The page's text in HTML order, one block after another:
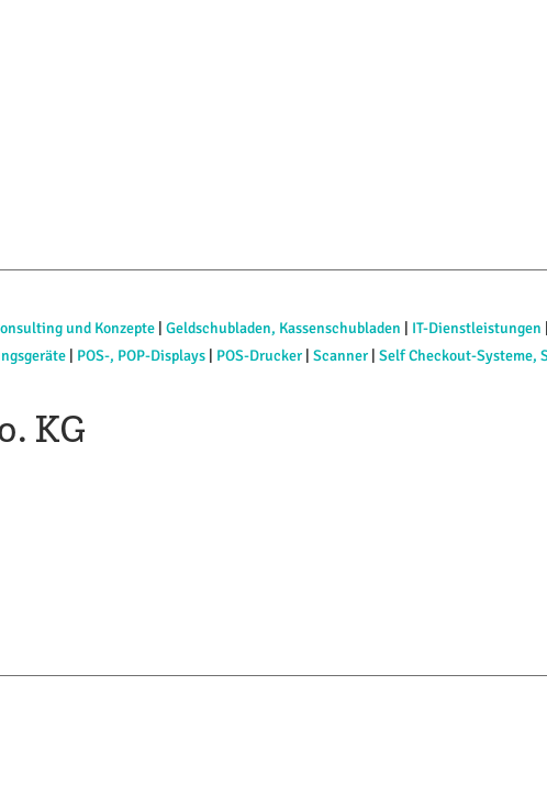
und Konzepte |Geldschubladen, Kassenschubladen IT-Dienstleistungen
POS-, POP-Displays POS-Drucker |Scanner |Self Checkout-Systeme,
KG